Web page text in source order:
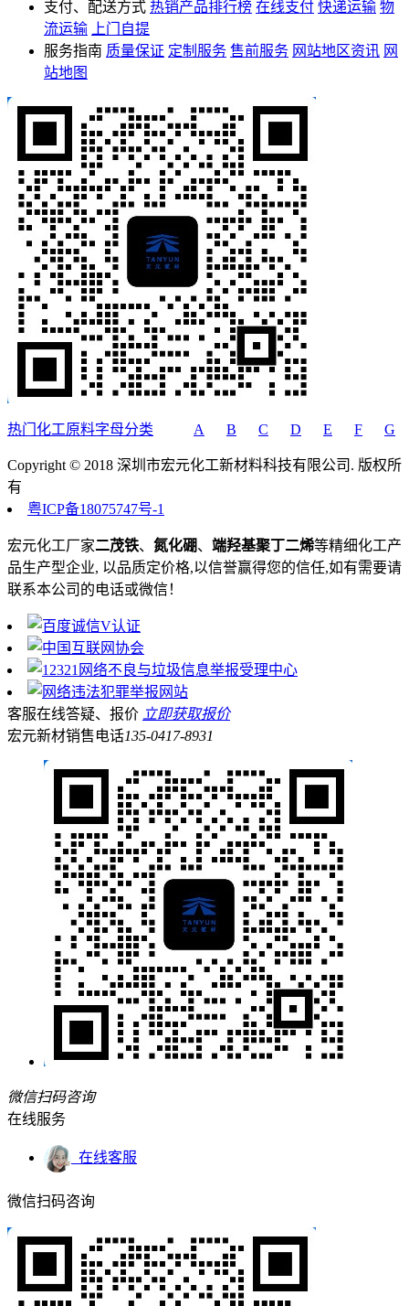
支付、配送方式 热销产品排行榜 在线支付 快递运输 物
流运输 上门自提
服务指南 质量保证 定制服务 售前服务 网站地区资讯 网
站地图
热门化工原料字母分类 A B C D E F G
Copyright © 2018 深圳市宏元化工新材料科技有限公司. 版权所
有
粤ICP备18075747号-1
宏元化工厂家二茂铁、 氮化硼、 端羟基聚丁二烯等精细化工产
品生产型企业, 以品质定价格,以信誉赢得您的信任,如有需要请
联系本公司的电话或微信！
客服在线答疑、报价 立即获取报价
宏元新材销售电话135-0417-8931
微信扫码咨询
在线服务
在线客服
微信扫码咨询